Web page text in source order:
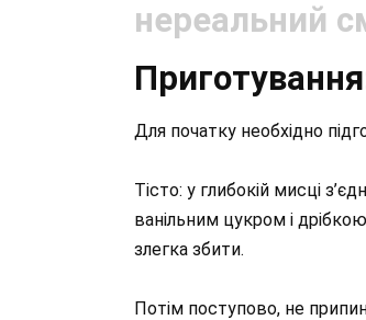
Для початку необхідно
Тісто: у глибокій мисці
ванільним цукром і
злегка збити.
Потім поступово, не